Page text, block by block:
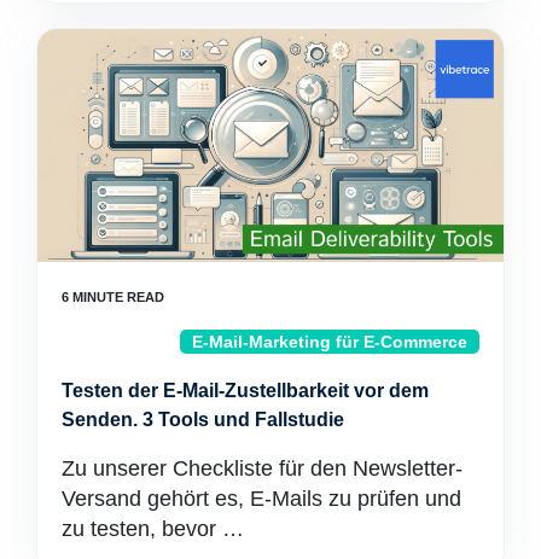
E-Mail-Marketing für E-Commerce
Testen der E-Mail-Zustellbarkeit vor dem
Senden. 3 Tools und Fallstudie
Zu unserer Checkliste für den Newsletter-
Versand gehört es, E-Mails zu prüfen und
zu testen, bevor …